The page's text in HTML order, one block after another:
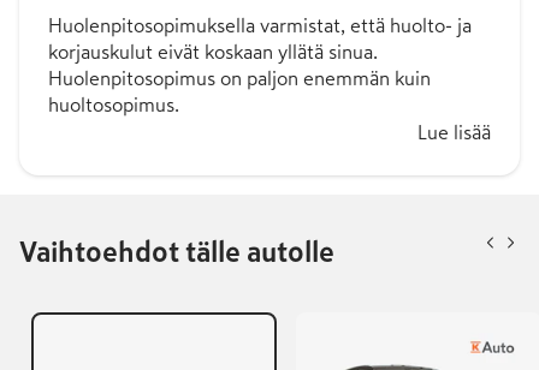
Huolenpitosopimuksella varmistat, että huolto- ja
korjauskulut eivät koskaan yllätä sinua.
Huolenpitosopimus on paljon enemmän kuin
huoltosopimus.
Lue lisää
Vaihtoehdot tälle autolle